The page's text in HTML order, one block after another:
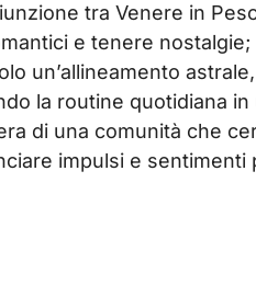
tra Venere in
e tenere nostalgie;
un’allineamento
la routine quotidiana
di una comunità che
impulsi e